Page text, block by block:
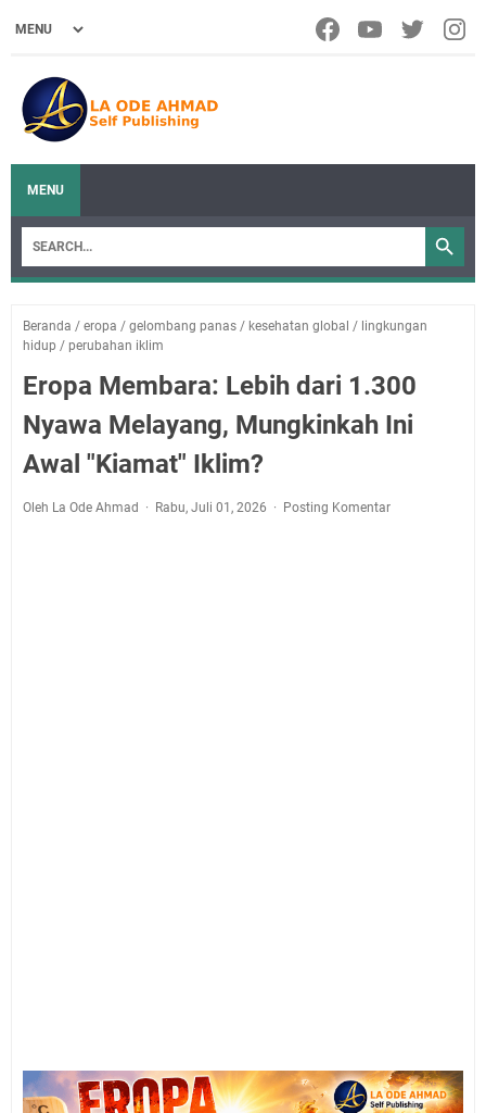
MENU
Beranda / eropa / gelombang panas / kesehatan global / lingkungan
hidup / perubahan iklim
Eropa Membara: Lebih dari 1.300
Nyawa Melayang, Mungkinkah Ini
Awal "Kiamat" Iklim?
Oleh La Ode Ahmad Rabu, Juli 01, 2026 Posting Komentar